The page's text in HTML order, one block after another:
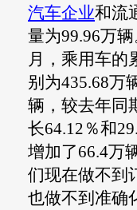
汽车企业和流
量为99.96万
月，乘用车的
别为435.68万
辆，较去年同
长64.12％和
增加了66.4万
们现在做不到
也做不到准确